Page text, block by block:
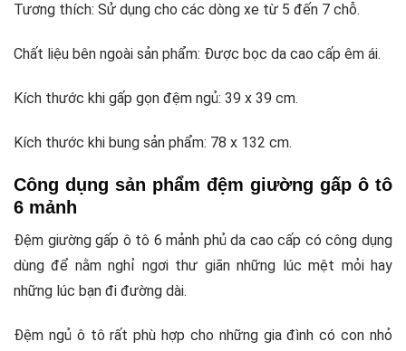
Tương thích: Sử dụng cho các dòng xe từ 5 đến 7 chỗ.
Chất liệu bên ngoài sản phẩm: Được bọc da cao cấp êm ái.
Kích thước khi gấp gọn đệm ngủ: 39 x 39 cm.
Kích thước khi bung sản phẩm: 78 x 132 cm.
Công dụng sản phẩm đệm giường gấp ô tô
6 mảnh
Đệm giường gấp ô tô 6 mảnh phủ da cao cấp có công dụng
dùng để nằm nghỉ ngơi thư giãn những lúc mệt mỏi hay
những lúc bạn đi đường dài.
Đệm ngủ ô tô rất phù hợp cho những gia đình có con nhỏ